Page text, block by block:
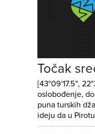
Točak
[43°09'17.5",
oslobođenje,
puna turskih
ideju da u